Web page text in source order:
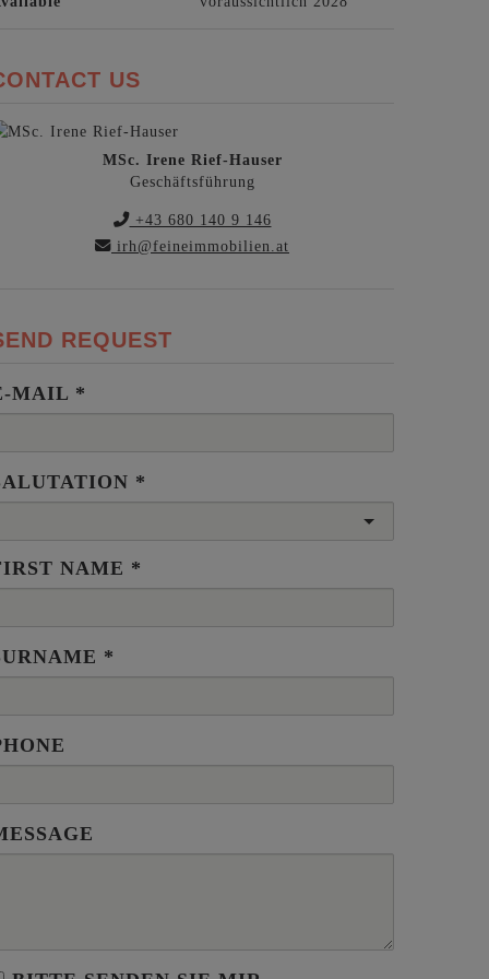
US
MSc. Irene Rief-Hauser
Geschäftsführung
+43 680 140 9 146
irh@feineimmobilien.at
REQUEST
MAIL
NAME